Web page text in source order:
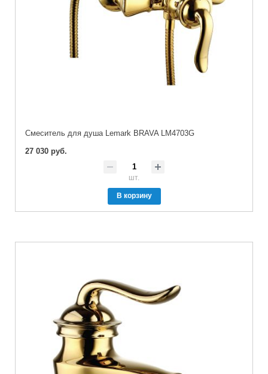
Cмеситель для душа Lemark BRAVA LM4703G
27 030 руб.
шт.
В корзину